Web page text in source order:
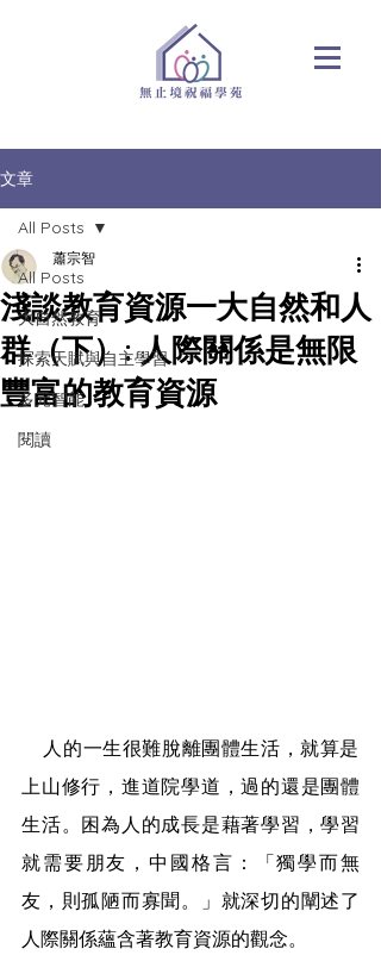
文章
All Posts
大自然教育
探索天賦與自主學習
多元智能
閱讀
All Posts
淺談教育資源一大自然和人
群（下）: 人際關係是無限
豐富的教育資源
蕭宗智
上山修行，進道院學道，過的還是團體
生活。困為人的成長是藉著學習，學習
就需要朋友，中國格言：「獨學而無
友，則孤陋而寡聞。」就深切的闡述了
人際關係蘊含著教育資源的觀念。